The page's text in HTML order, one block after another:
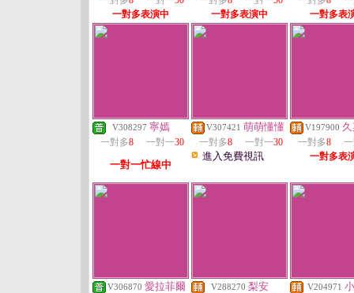
一對多表演中
一對多表演中
一對多表
V308297 寧嫣
一對多8 一對一30
一對一忙線中
V307421 萌萌懂懂
一對多8 一對一30
進入免費視訊
V197900
一對多8
一對多表
V306870 愛拉菲爾 V288270 梨安 V204971